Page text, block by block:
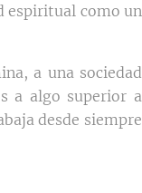
espiritual como un
a una sociedad
a algo superior a
desde siempre